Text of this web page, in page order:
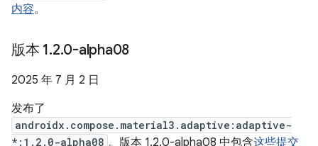
内容。
版本 1.2.0-alpha08
2025 年 7 月 2 日
发布了
androidx.compose.material3.adaptive:adaptive-
*:1.2.0-alpha08 。版本 1.2.0-alpha08 中包含这些提交